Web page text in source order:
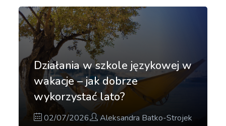
Działania w szkole językowej w
wakacje – jak dobrze
wykorzystać lato?
02/07/2026 Aleksandra Batko-Strojek